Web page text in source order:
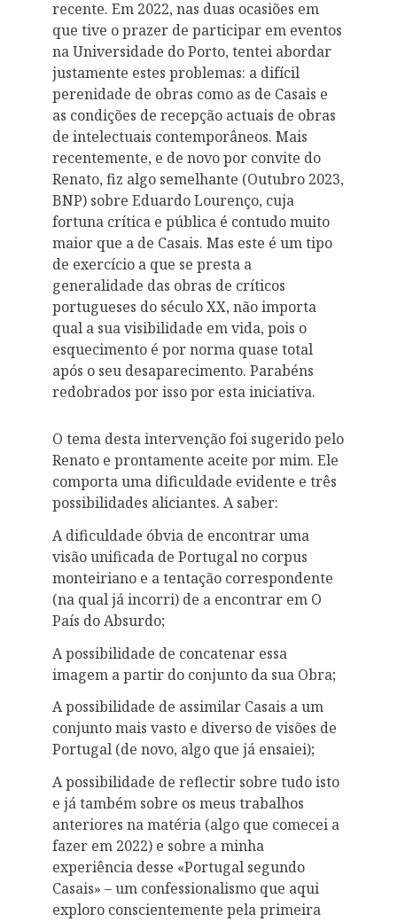
recente. Em 2022, nas duas ocasiões em
que tive o prazer de participar em eventos
na Universidade do Porto, tentei abordar
justamente estes problemas: a difícil
perenidade de obras como as de Casais e
as condições de recepção actuais de obras
de intelectuais contemporâneos. Mais
recentemente, e de novo por convite do
Renato, fiz algo semelhante (Outubro 2023,
BNP) sobre Eduardo Lourenço, cuja
fortuna crítica e pública é contudo muito
maior que a de Casais. Mas este é um tipo
de exercício a que se presta a
generalidade das obras de críticos
portugueses do século XX, não importa
qual a sua visibilidade em vida, pois o
esquecimento é por norma quase total
após o seu desaparecimento. Parabéns
redobrados por isso por esta iniciativa.
O tema desta intervenção foi sugerido pelo
Renato e prontamente aceite por mim. Ele
comporta uma dificuldade evidente e três
possibilidades aliciantes. A saber:
A dificuldade óbvia de encontrar uma
visão unificada de Portugal no corpus
monteiriano e a tentação correspondente
(na qual já incorri) de a encontrar em O
País do Absurdo;
A possibilidade de concatenar essa
imagem a partir do conjunto da sua Obra;
A possibilidade de assimilar Casais a um
conjunto mais vasto e diverso de visões de
Portugal (de novo, algo que já ensaiei);
A possibilidade de reflectir sobre tudo isto
e já também sobre os meus trabalhos
anteriores na matéria (algo que comecei a
fazer em 2022) e sobre a minha
experiência desse «Portugal segundo
Casais» – um confessionalismo que aqui
exploro conscientemente pela primeira